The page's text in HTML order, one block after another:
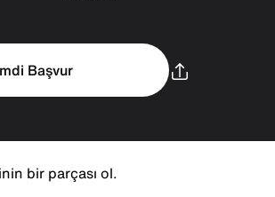
Başvur
bir parçası ol.